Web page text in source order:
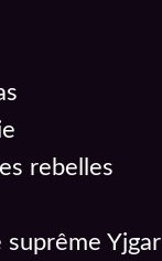
rebelles
Yjgar